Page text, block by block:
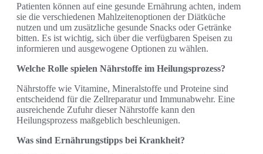
Patienten können auf eine gesunde Ernährung achten, indem
sie die verschiedenen Mahlzeitenoptionen der Diätküche
nutzen und um zusätzliche gesunde Snacks oder Getränke
bitten. Es ist wichtig, sich über die verfügbaren Speisen zu
informieren und ausgewogene Optionen zu wählen.
Welche Rolle spielen Nährstoffe im Heilungsprozess?
Nährstoffe wie Vitamine, Mineralstoffe und Proteine sind
entscheidend für die Zellreparatur und Immunabwehr. Eine
ausreichende Zufuhr dieser Nährstoffe kann den
Heilungsprozess maßgeblich beschleunigen.
Was sind Ernährungstipps bei Krankheit?